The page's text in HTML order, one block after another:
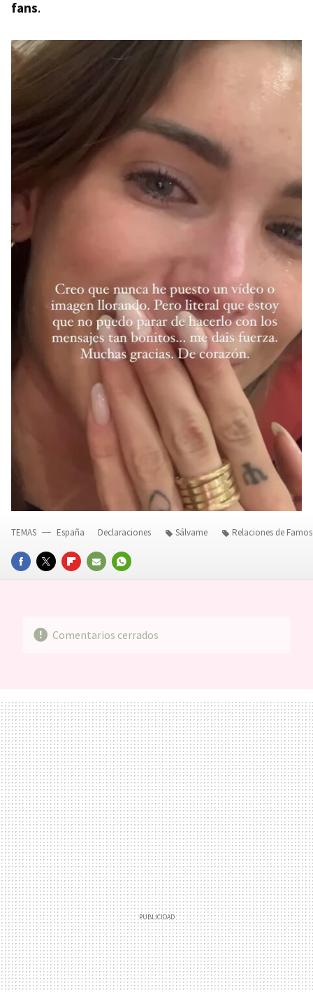
fans.
FACEBOOKTWITTERFLIPBOARD
E-
WHATSAPP
TEMAS España Declaraciones Sálvame Relaciones de
Comentarios cerrados